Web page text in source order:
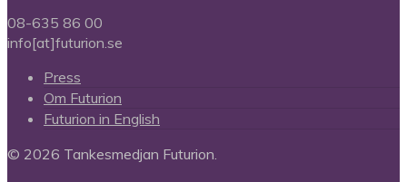
08-635 86 00
info[at]futurion.se
Press
Om Futurion
Futurion in English
© 2026 Tankesmedjan Futurion.